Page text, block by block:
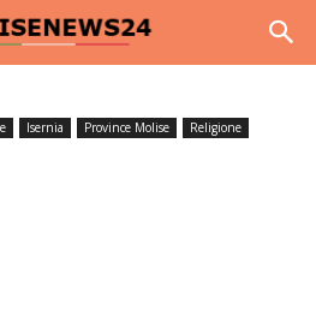
Isernia Province Molise Religione